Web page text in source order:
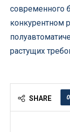
современного
конкурентном
растущих
SHARE 0